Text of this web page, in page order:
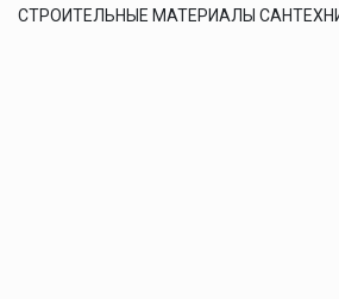
СТРОИТЕЛЬНЫЕ МАТЕРИАЛЫ